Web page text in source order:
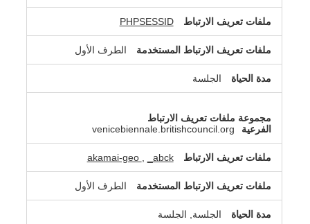
PHPSESSID
الطرف الأول
الجلسة
venicebiennale.britishcouncil.org
akamai-geo _abck
الطرف الأول
الجلسة, الجلسة